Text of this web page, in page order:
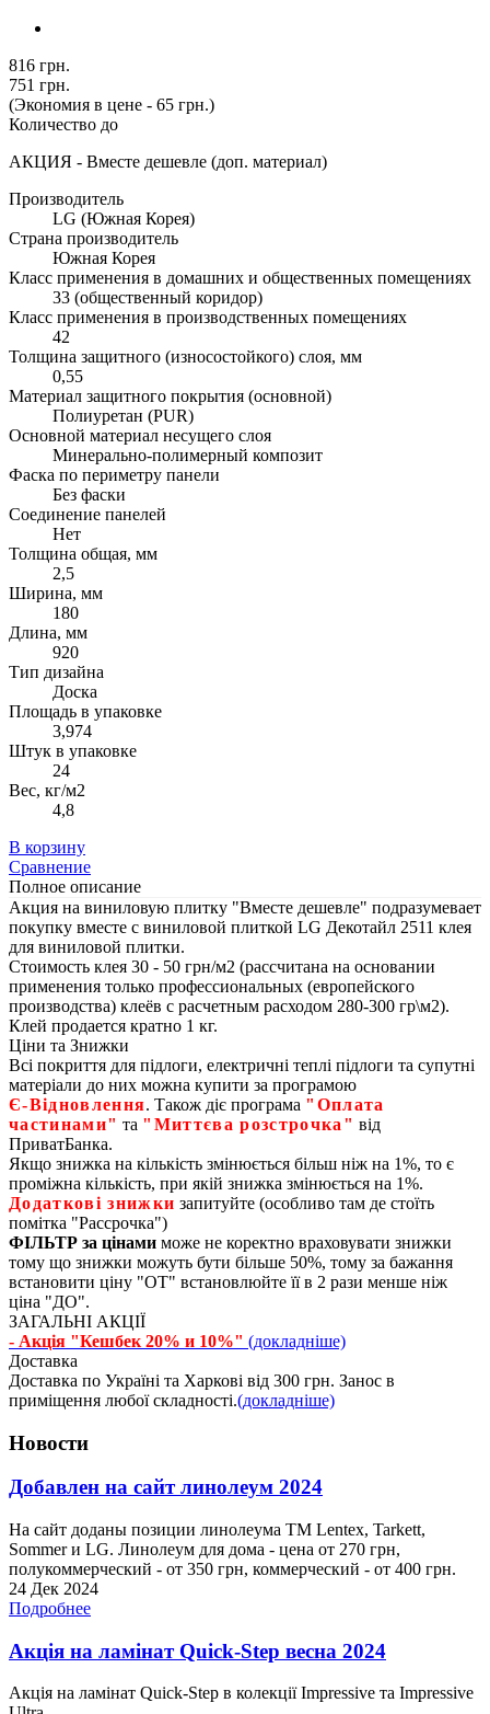
816 грн.
751 грн.
(Экономия в цене - 65 грн.)
Количество до
АКЦИЯ - Вместе дешевле (доп. материал)
Производитель
LG (Южная Корея)
Страна производитель
Южная Корея
Класс применения в домашних и общественных помещениях
33 (общественный коридор)
Класс применения в производственных помещениях
42
Толщина защитного (износостойкого) слоя, мм
0,55
Материал защитного покрытия (основной)
Полиуретан (PUR)
Основной материал несущего слоя
Минерально-полимерный композит
Фаска по периметру панели
Без фаски
Соединение панелей
Нет
Толщина общая, мм
2,5
Ширина, мм
180
Длина, мм
920
Тип дизайна
Доска
Площадь в упаковке
3,974
Штук в упаковке
24
Вес, кг/м2
4,8
В корзину
Сравнение
Полное описание
Акция на виниловую плитку "Вместе дешевле" подразумевает
покупку вместе с виниловой плиткой LG Декотайл 2511 клея
для виниловой плитки.
Стоимость клея 30 - 50 грн/м2 (рассчитана на основании
применения только профессиональных (европейского
производства) клеёв с расчетным расходом 280-300 гр\м2).
Клей продается кратно 1 кг.
Ціни та Знижки
Всі покриття для підлоги, електричні теплі підлоги та супутні
матеріали до них можна купити за програмою
Є‑Відновлення. Також діє програма "Оплата
частинами" та "Миттєва розстрочка" від
ПриватБанка.
Якщо знижка на кількість змінюється більш ніж на 1%, то є
проміжна кількість, при якій знижка змінюється на 1%.
Додаткові знижки запитуйте (особливо там де стоїть
помітка "Рассрочка")
ФІЛЬТР за цінами може не коректно враховувати знижки
тому що знижки можуть бути більше 50%, тому за бажання
встановити ціну "ОТ" встановлюйте її в 2 рази менше ніж
ціна "ДО".
ЗАГАЛЬНІ АКЦІЇ
- Акція "Кешбек 20% и 10%" (докладніше)
Доставка
Доставка по Україні та Харкові від 300 грн. Занос в
приміщення любої складності.(докладніше)
Новости
Добавлен на сайт линолеум 2024
На сайт доданы позиции линолеума ТМ Lentex, Tarkett,
Sommer и LG. Линолеум для дома - цена от 270 грн,
полукоммерческий - от 350 грн, коммерческий - от 400 грн.
24 Дек 2024
Подробнее
Акція на ламінат Quick-Step весна 2024
Акція на ламінат Quick-Step в колекції Impressive та Impressive